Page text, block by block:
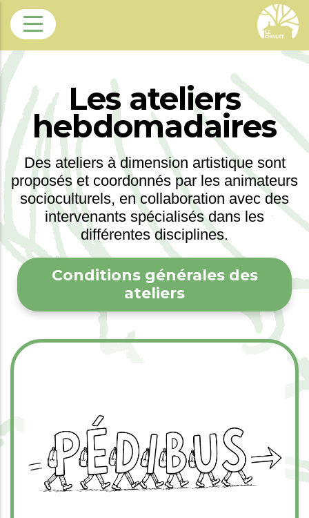
Skip
to
main
content
Les ateliers
hebdomadaires
Des ateliers à dimension artistique sont
proposés et coordonnés par les animateurs
socioculturels, en collaboration avec des
intervenants spécialisés dans les
différentes disciplines.
Conditions générales des
ateliers